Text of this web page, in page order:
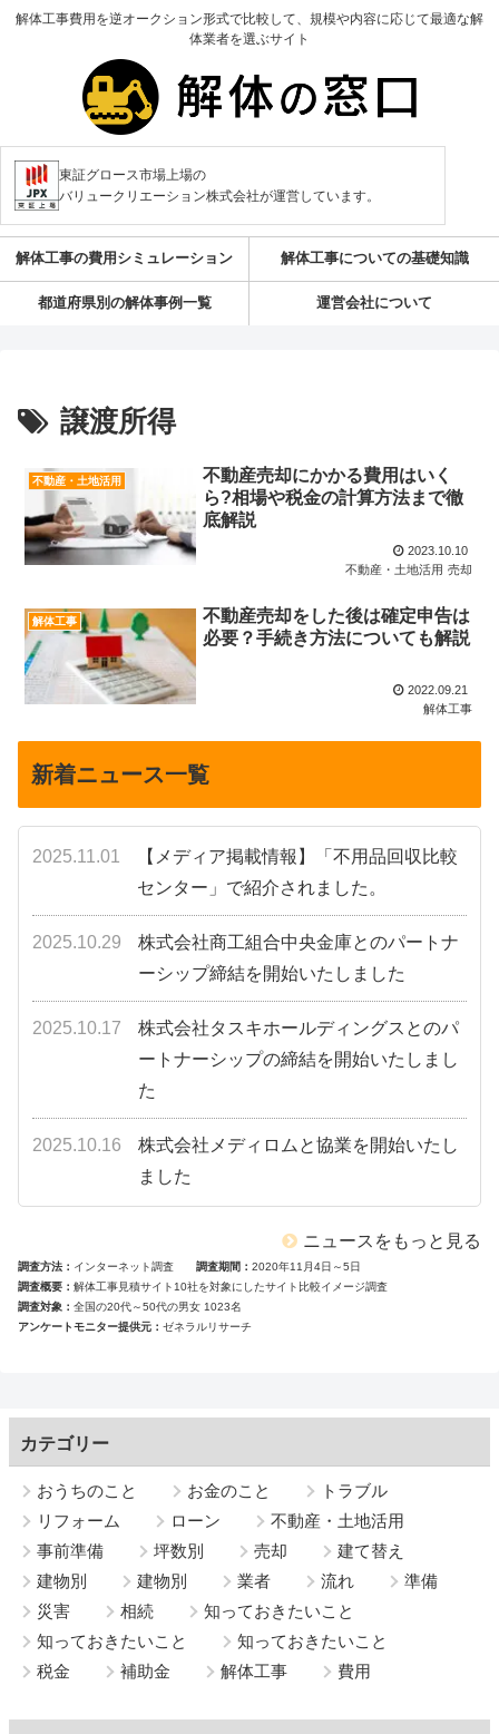
解体工事費用を逆オークション形式で比較して、規模や内容に応じて最適な解
体業者を選ぶサイト
東証グロース市場上場の
バリュークリエーション株式会社が運営しています。
解体工事の費用シミュレーション 解体工事についての基礎知識
都道府県別の解体事例一覧 運営会社について
譲渡所得
不動産・土地活用
不動産売却にかかる費用はいく
ら?相場や税金の計算方法まで徹
底解説
2023.10.10
不動産・土地活用 売却
解体工事
不動産売却をした後は確定申告は
必要？手続き方法についても解説
2022.09.21
解体工事
新着ニュース一覧
2025.11.01
【メディア掲載情報】「不用品回収比較
センター」で紹介されました。
2025.10.29
株式会社商工組合中央金庫とのパートナ
ーシップ締結を開始いたしました
2025.10.17
株式会社タスキホールディングスとのパ
ートナーシップの締結を開始いたしまし
た
2025.10.16
株式会社メディロムと協業を開始いたし
ました
ニュースをもっと見る
調査方法 インターネット調査 調査期間
2020年11月4日～5日
調査概要
解体工事見積サイト10社を対象にしたサイト比較イメージ調査
調査対象
全国の20代～50代の男女 1023名
アンケートモニター提供元
ゼネラルリサーチ
カテゴリー
おうちのこと お金のこと
トラブル
リフォーム
ローン
不動産・土地活用
事前準備
坪数別 売却
建て替え
建物別
建物別 業者 流れ
準備
災害
相続
知っておきたいこと
知っておきたいこと
知っておきたいこと
税金
補助金 解体工事 費用